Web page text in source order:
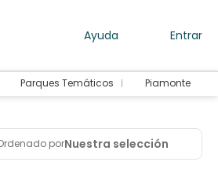
Ayuda Entrar
Parques Temáticos Piamonte
porNuestra selección